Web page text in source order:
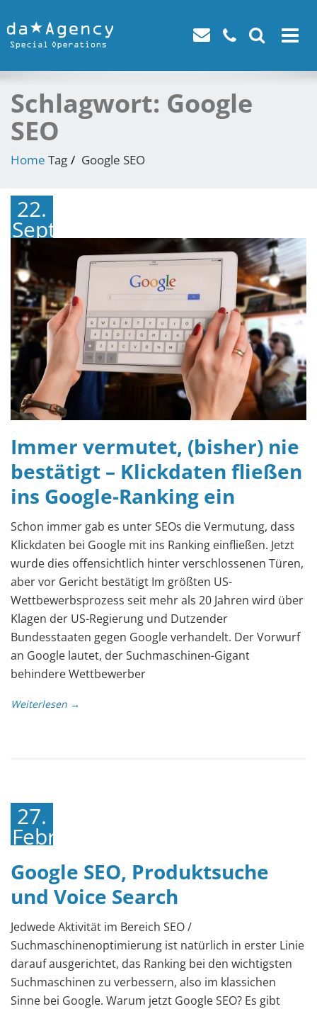
Toggle
Schlagwort: Google
SEO
Home Tag Google SEO
22.
September
2023
Immer vermutet, (bisher) nie
bestätigt – Klickdaten fließen
ins Google-Ranking ein
Schon immer gab es unter SEOs die Vermutung, dass
Klickdaten bei Google mit ins Ranking einfließen. Jetzt
wurde dies offensichtlich hinter verschlossenen Türen,
aber vor Gericht bestätigt Im größten US-
Wettbewerbsprozess seit mehr als 20 Jahren wird über
Klagen der US-Regierung und Dutzender
Bundesstaaten gegen Google verhandelt. Der Vorwurf
an Google lautet, der Suchmaschinen-Gigant
behindere Wettbewerber
Weiterlesen →
27.
Februar
Google SEO, Produktsuche
und Voice Search
Jedwede Aktivität im Bereich SEO /
Suchmaschinenoptimierung ist natürlich in erster Linie
darauf ausgerichtet, das Ranking bei den wichtigsten
Suchmaschinen zu verbessern, also im klassichen
Sinne bei Google. Warum jetzt Google SEO? Es gibt